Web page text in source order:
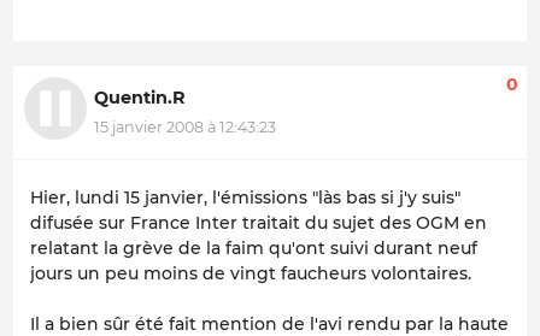
Quentin.R
15 janvier 2008 à 12:43:23
0
Hier, lundi 15 janvier, l'émissions "làs bas si j'y suis"
difusée sur France Inter traitait du sujet des OGM en
relatant la grève de la faim qu'ont suivi durant neuf
jours un peu moins de vingt faucheurs volontaires.
Il a bien sûr été fait mention de l'avi rendu par la haute